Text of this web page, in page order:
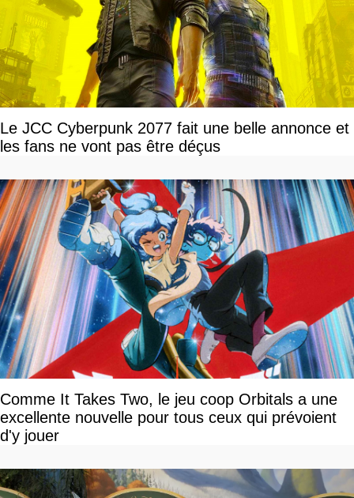
Le JCC Cyberpunk 2077 fait une belle annonce et
les fans ne vont pas être déçus
Comme It Takes Two, le jeu coop Orbitals a une
excellente nouvelle pour tous ceux qui prévoient
d'y jouer